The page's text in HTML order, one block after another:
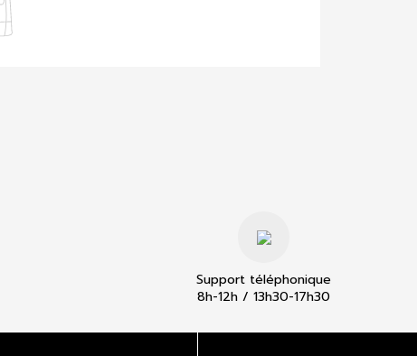
Support téléphonique
8h-12h / 13h30-17h30